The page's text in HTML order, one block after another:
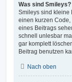
Was sind Smileys?
Smileys sind kleine
einen kurzen Code,
eines Beitrags
schnell unlesbar
gar komplett
Beitrag benutzen
Nach oben